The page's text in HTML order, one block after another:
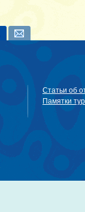
Статьи об
Памятки